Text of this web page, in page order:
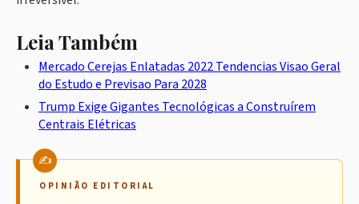
Leia Também
Mercado Cerejas Enlatadas 2022 Tendencias Visao Geral
do Estudo e Previsao Para 2028
Trump Exige Gigantes Tecnológicas a Construírem
Centrais Elétricas
OPINIÃO EDITORIAL